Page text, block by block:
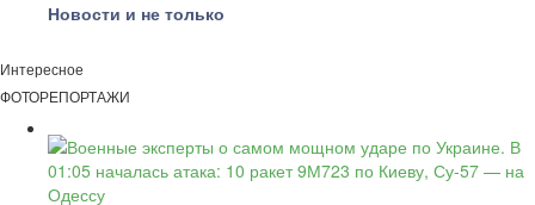
Новости и не только
Интересное
ФОТОРЕПОРТАЖИ